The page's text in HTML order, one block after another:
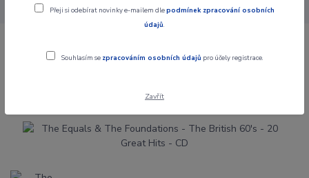
Great Hits - CD
The Equals & The Foundations - The
Přeji si odebírat novinky e-mailem dlepodmínek zpracování osobních
údajů.
Souhlasím se zpracováním osobních údajů pro účely registrace.
Zavřít